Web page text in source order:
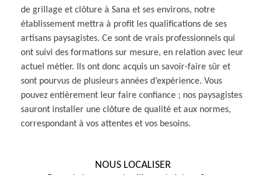
de grillage et clôture à Sana et ses environs, notre
établissement mettra à profit les qualifications de ses
artisans paysagistes. Ce sont de vrais professionnels qui
ont suivi des formations sur mesure, en relation avec leur
actuel métier. Ils ont donc acquis un savoir-faire sûr et
sont pourvus de plusieurs années d’expérience. Vous
pouvez entièrement leur faire confiance ; nos paysagistes
sauront installer une clôture de qualité et aux normes,
correspondant à vos attentes et vos besoins.
NOUS LOCALISER